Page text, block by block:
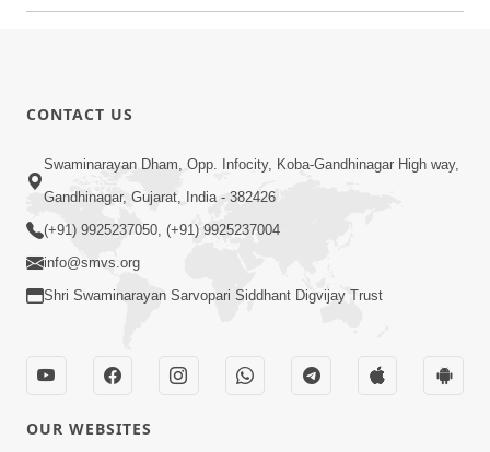
CONTACT US
Swaminarayan Dham, Opp. Infocity, Koba-Gandhinagar High way,
Gandhinagar, Gujarat, India - 382426
(+91) 9925237050, (+91) 9925237004
info@smvs.org
Shri Swaminarayan Sarvopari Siddhant Digvijay Trust
OUR WEBSITES